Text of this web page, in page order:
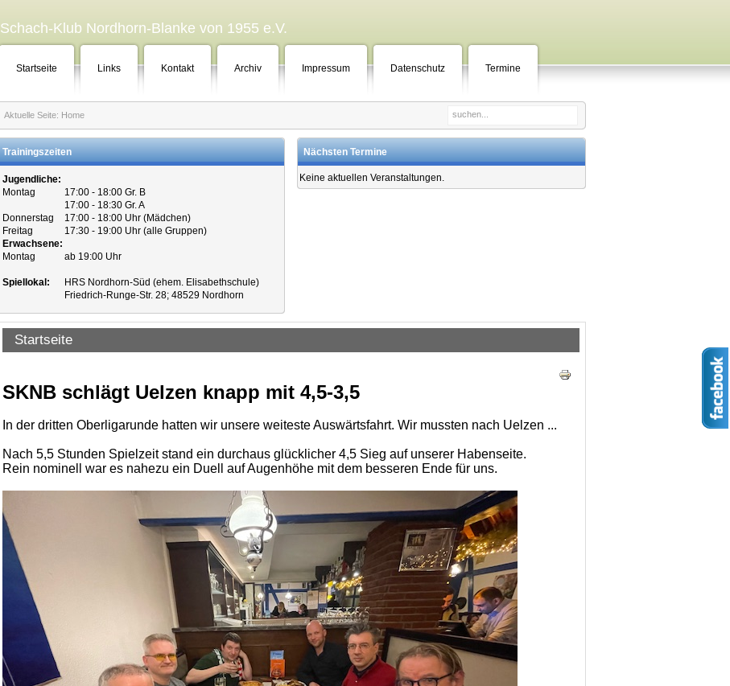
Schach-Klub Nordhorn-Blanke von 1955 e.V.
Startseite Links Kontakt Archiv Impressum Datenschutz Termine
Aktuelle Seite: Home
Trainingszeiten
Jugendliche:
Montag
17:00 - 18:00 Gr. B
17:00 - 18:30 Gr. A
Donnerstag
17:00 - 18:00 Uhr (Mädchen)
Freitag
17:30 - 19:00 Uhr (alle Gruppen)
Erwachsene:
Montag
ab 19:00 Uhr
Spiellokal:
HRS Nordhorn-Süd (ehem. Elisabethschule)
Friedrich-Runge-Str. 28; 48529 Nordhorn
Nächsten Termine
Keine aktuellen Veranstaltungen.
Startseite
SKNB schlägt Uelzen knapp mit 4,5-3,5
In der dritten Oberligarunde hatten wir unsere weiteste Auswärtsfahrt. Wir mussten nach Uelzen ...
Nach 5,5 Stunden Spielzeit stand ein durchaus glücklicher 4,5 Sieg auf unserer Habenseite.
Rein nominell war es nahezu ein Duell auf Augenhöhe mit dem besseren Ende für uns.